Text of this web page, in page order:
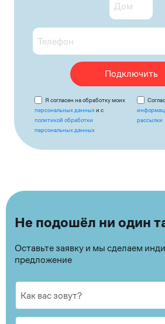
Подключить
Я согласен на обработку моих
персональных данныхи с
политикой обработки
персональных данных
рассылки
Не подошёл ни один
Оставьте заявку и мы сделаем
предложение